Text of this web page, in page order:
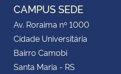
CAMPUS SEDE
Av. Roraima nº 1000
Cidade Universitária
Bairro Camobi
Santa Maria - RS